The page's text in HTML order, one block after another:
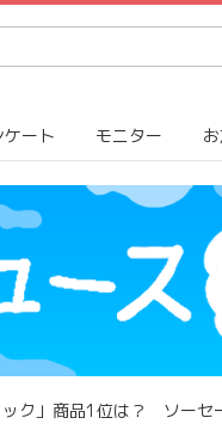
ケート モニター
ク」商品1位は？ ソーセ